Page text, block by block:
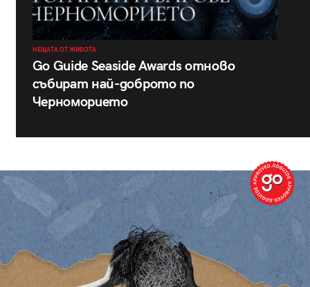
НЕЩАТА ОТ ЖИВОТА
Go Guide Seaside Awards отново
събират най-доброто по
Черноморието